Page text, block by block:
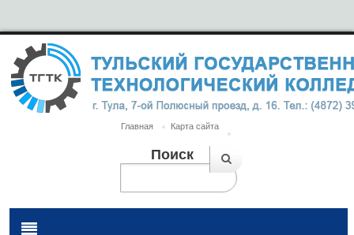
Главная Карта сайта
Поиск